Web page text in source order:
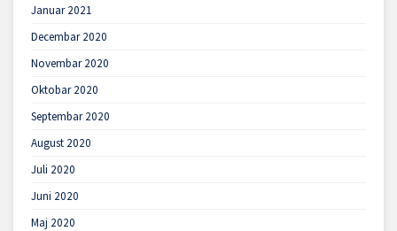
Januar 2021
Decembar 2020
Novembar 2020
Oktobar 2020
Septembar 2020
August 2020
Juli 2020
Juni 2020
Maj 2020